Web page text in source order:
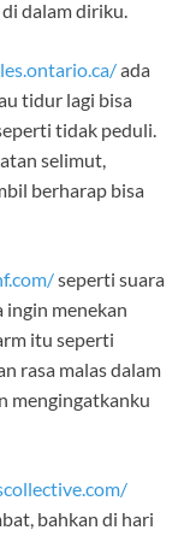
dalam diriku.
ada
tidur lagi bisa
tidak peduli.
selimut,
berharap bisa
seperti suara
ingin menekan
itu seperti
rasa malas dalam
mengingatkanku
bahkan di hari